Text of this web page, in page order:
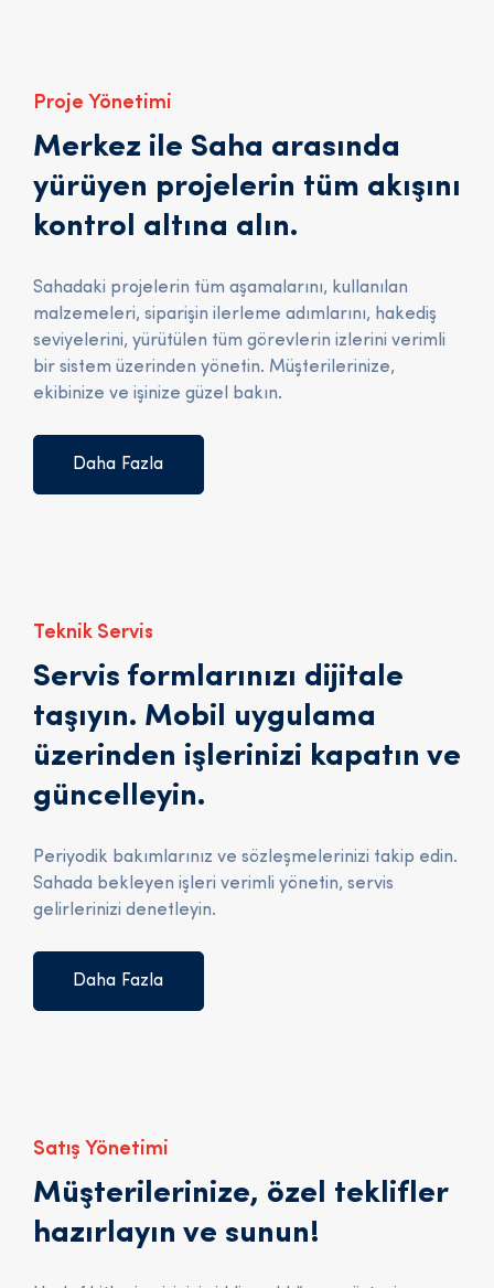
Proje Yönetimi
Merkez ile Saha arasında
yürüyen projelerin tüm akışını
kontrol altına alın.
Sahadaki projelerin tüm aşamalarını, kullanılan
malzemeleri, siparişin ilerleme adımlarını, hakediş
seviyelerini, yürütülen tüm görevlerin izlerini verimli
bir sistem üzerinden yönetin. Müşterilerinize,
ekibinize ve işinize güzel bakın.
Daha Fazla
Teknik Servis
Servis formlarınızı dijitale
taşıyın. Mobil uygulama
üzerinden işlerinizi kapatın ve
güncelleyin.
Periyodik bakımlarınız ve sözleşmelerinizi takip edin.
Sahada bekleyen işleri verimli yönetin, servis
gelirlerinizi denetleyin.
Daha Fazla
Satış Yönetimi
Müşterilerinize, özel teklifler
hazırlayın ve sunun!